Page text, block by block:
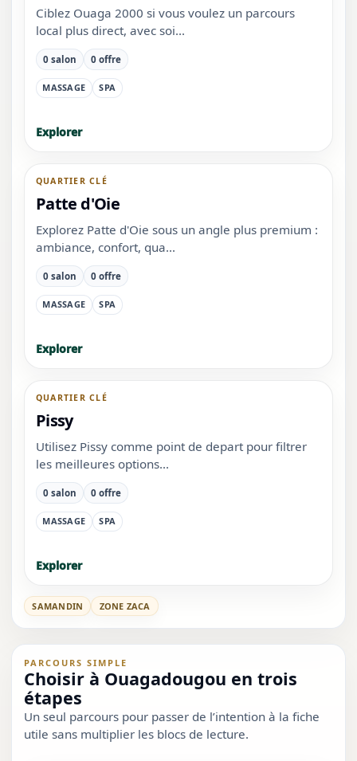
Ciblez Ouaga 2000 si vous voulez un parcours
local plus direct, avec soi...
0 salon 0 offre
MASSAGE SPA
Explorer
QUARTIER CLÉ
Patte d'Oie
Explorez Patte d'Oie sous un angle plus premium :
ambiance, confort, qua...
0 salon 0 offre
MASSAGE SPA
Explorer
QUARTIER CLÉ
Pissy
Utilisez Pissy comme point de depart pour filtrer
les meilleures options...
0 salon 0 offre
MASSAGE SPA
Explorer
SAMANDIN ZONE ZACA
PARCOURS SIMPLE
Choisir à Ouagadougou en trois
étapes
Un seul parcours pour passer de l’intention à la fiche
utile sans multiplier les blocs de lecture.